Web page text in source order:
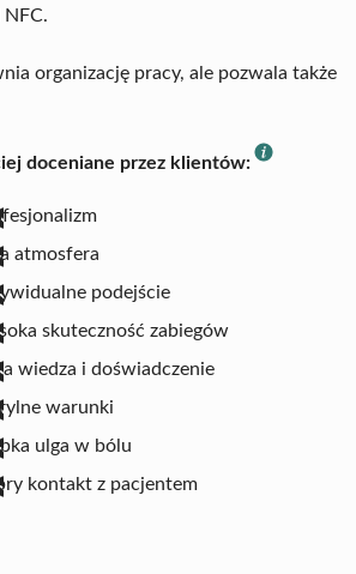
organizację pracy, ale pozwala także
doceniane przez klientów:
atmosfera
podejście
skuteczność zabiegów
wiedza i doświadczenie
warunki
ulga w bólu
kontakt z pacjentem